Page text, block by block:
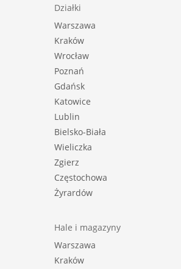
Działki
Warszawa
Kraków
Wrocław
Poznań
Gdańsk
Katowice
Lublin
Bielsko-Biała
Wieliczka
Zgierz
Częstochowa
Żyrardów
Hale i magazyny
Warszawa
Kraków